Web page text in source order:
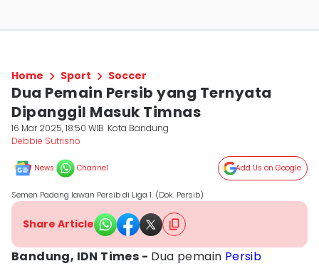
Home Sport Soccer
Dua Pemain Persib yang Ternyata
Dipanggil Masuk Timnas
16 Mar 2025, 18:50 WIB Kota Bandung
Debbie Sutrisno
News Channel Add Us on Google
Semen Padang lawan Persib di Liga 1. (Dok. Persib)
Share Article
Bandung, IDN Times - Dua pemain Persib